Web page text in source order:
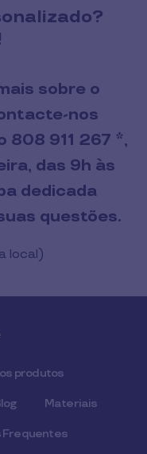
sobre o
nos
808 911 267 *,
das 9h às
dedicada
questões.
local)
produtos
Materiais
Frequentes